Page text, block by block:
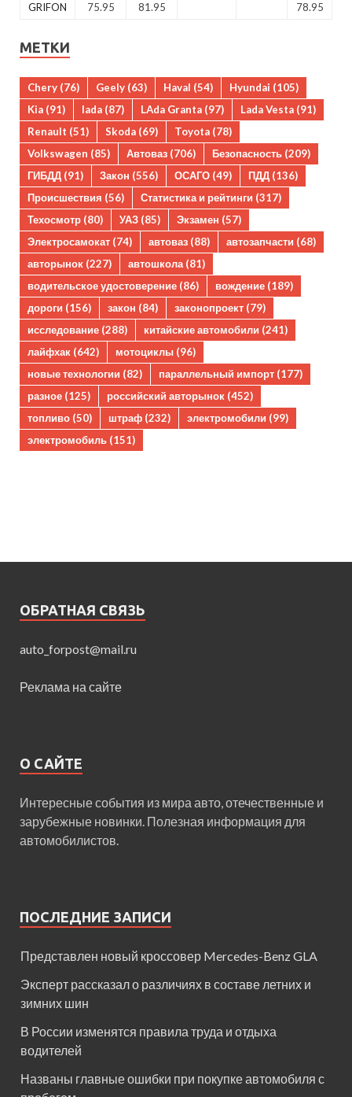
GRIFON
75.95 81.95 78.95
МЕТКИ
Chery (76) Geely (63) Haval (54) Hyundai (105)
Kia (91) lada (87) LAda Granta (97) Lada Vesta (91)
Renault (51) Skoda (69) Toyota (78)
Volkswagen (85) Автоваз (706) Безопасность (209)
ГИБДД (91) Закон (556) ОСАГО (49) ПДД (136)
Происшествия (56) Статистика и рейтинги (317)
Техосмотр (80) УАЗ (85) Экзамен (57)
Электросамокат (74) автоваз (88) автозапчасти (68)
авторынок (227) автошкола(81)
водительское удостоверение (86) вождение (189)
дороги (156) закон (84) законопроект (79)
исследование (288) китайские автомобили (241)
лайфхак (642) мотоциклы (96)
новые технологии (82) параллельный импорт (177)
разное (125) российский авторынок (452)
топливо (50) штраф (232) электромобили (99)
электромобиль (151)
ОБРАТНАЯ СВЯЗЬ
auto_forpost@mail.ru
Реклама на сайте
О САЙТЕ
Интересные события из мира авто, отечественные и
зарубежные новинки. Полезная информация для
автомобилистов.
ПОСЛЕДНИЕ ЗАПИСИ
Представлен новый кроссовер Mercedes-Benz GLA
Эксперт рассказал о различиях в составе летних и
зимних шин
В России изменятся правила труда и отдыха
водителей
Названы главные ошибки при покупке автомобиля с